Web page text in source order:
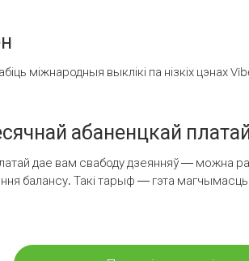
міжнародныя выклікі па нізкіх цэнах
абаненцкай
дае вам свабоду дзеянняў — можна
балансу. Такі тарыф — гэта